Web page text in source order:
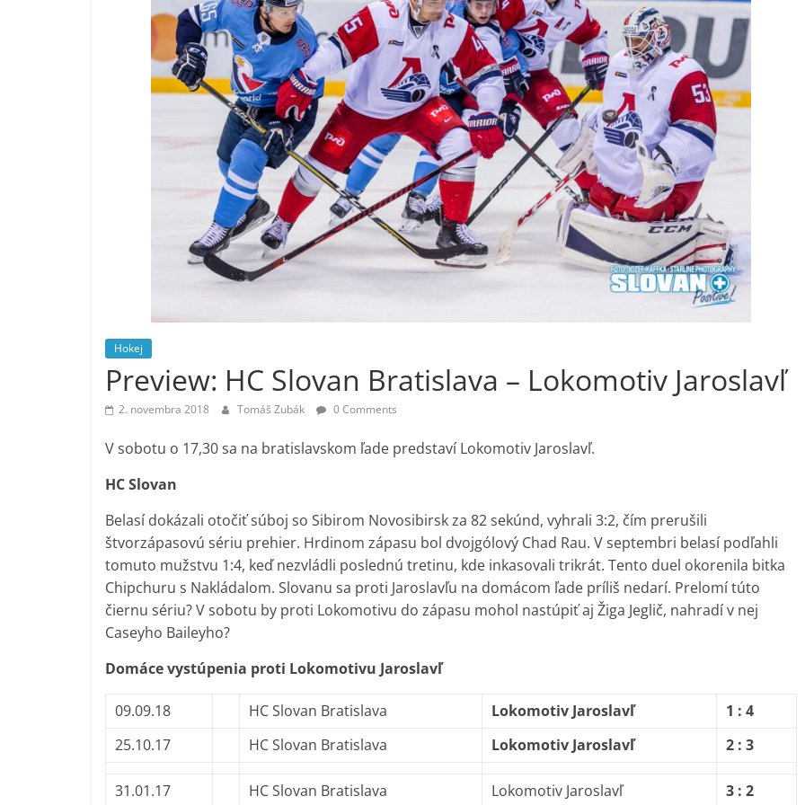
Hokej
Preview: HC Slovan Bratislava – Lokomotiv Jaroslavľ
2. novembra 2018 Tomáš Zubák 0 Comments
V sobotu o 17,30 sa na bratislavskom ľade predstaví Lokomotiv Jaroslavľ.
HC Slovan
Belasí dokázali otočiť súboj so Sibirom Novosibirsk za 82 sekúnd, vyhrali 3:2, čím prerušili
štvorzápasovú sériu prehier. Hrdinom zápasu bol dvojgólový Chad Rau. V septembri belasí podľahli
tomuto mužstvu 1:4, keď nezvládli poslednú tretinu, kde inkasovali trikrát. Tento duel okorenila bitka
Chipchuru s Nakládalom. Slovanu sa proti Jaroslavľu na domácom ľade príliš nedarí. Prelomí túto
čiernu sériu? V sobotu by proti Lokomotivu do zápasu mohol nastúpiť aj Žiga Jeglič, nahradí v nej
Caseyho Baileyho?
Domáce vystúpenia proti Lokomotivu Jaroslavľ
09.09.18 HC Slovan Bratislava Lokomotiv Jaroslavľ
1 : 4
25.10.17
HC Slovan Bratislava Lokomotiv Jaroslavľ 2 : 3
31.01.17 HC Slovan Bratislava Lokomotiv Jaroslavľ
3 : 2